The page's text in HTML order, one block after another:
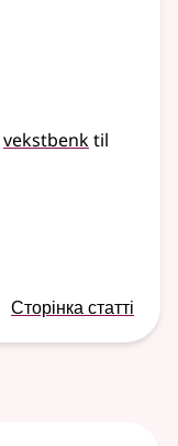
vekstbenktil
Сторінка статті